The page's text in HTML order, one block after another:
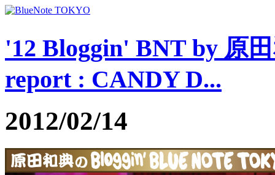
'12 Bloggin' BNT by 原
report : CANDY D...
2012/02/14